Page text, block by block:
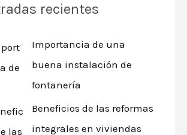
recientes
Importancia de una
buena instalación de
fontanería
Beneficios de las reformas
integrales en viviendas